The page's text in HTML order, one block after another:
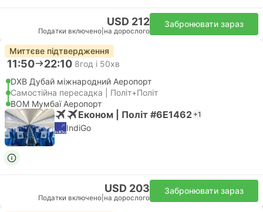
USD 212
Податки включено на дорослого
Забронювати зараз
Миттєве підтвердження
11:50 22:10 8год і 50хв
DXB Дубай міжнародний Аеропорт
Самостійна пересадка | Політ+Політ
BOM Мумбаї Аеропорт
Економ | Політ #6E1462 +1
IndiGo
USD 203
Податки включено на дорослого
Забронювати зараз